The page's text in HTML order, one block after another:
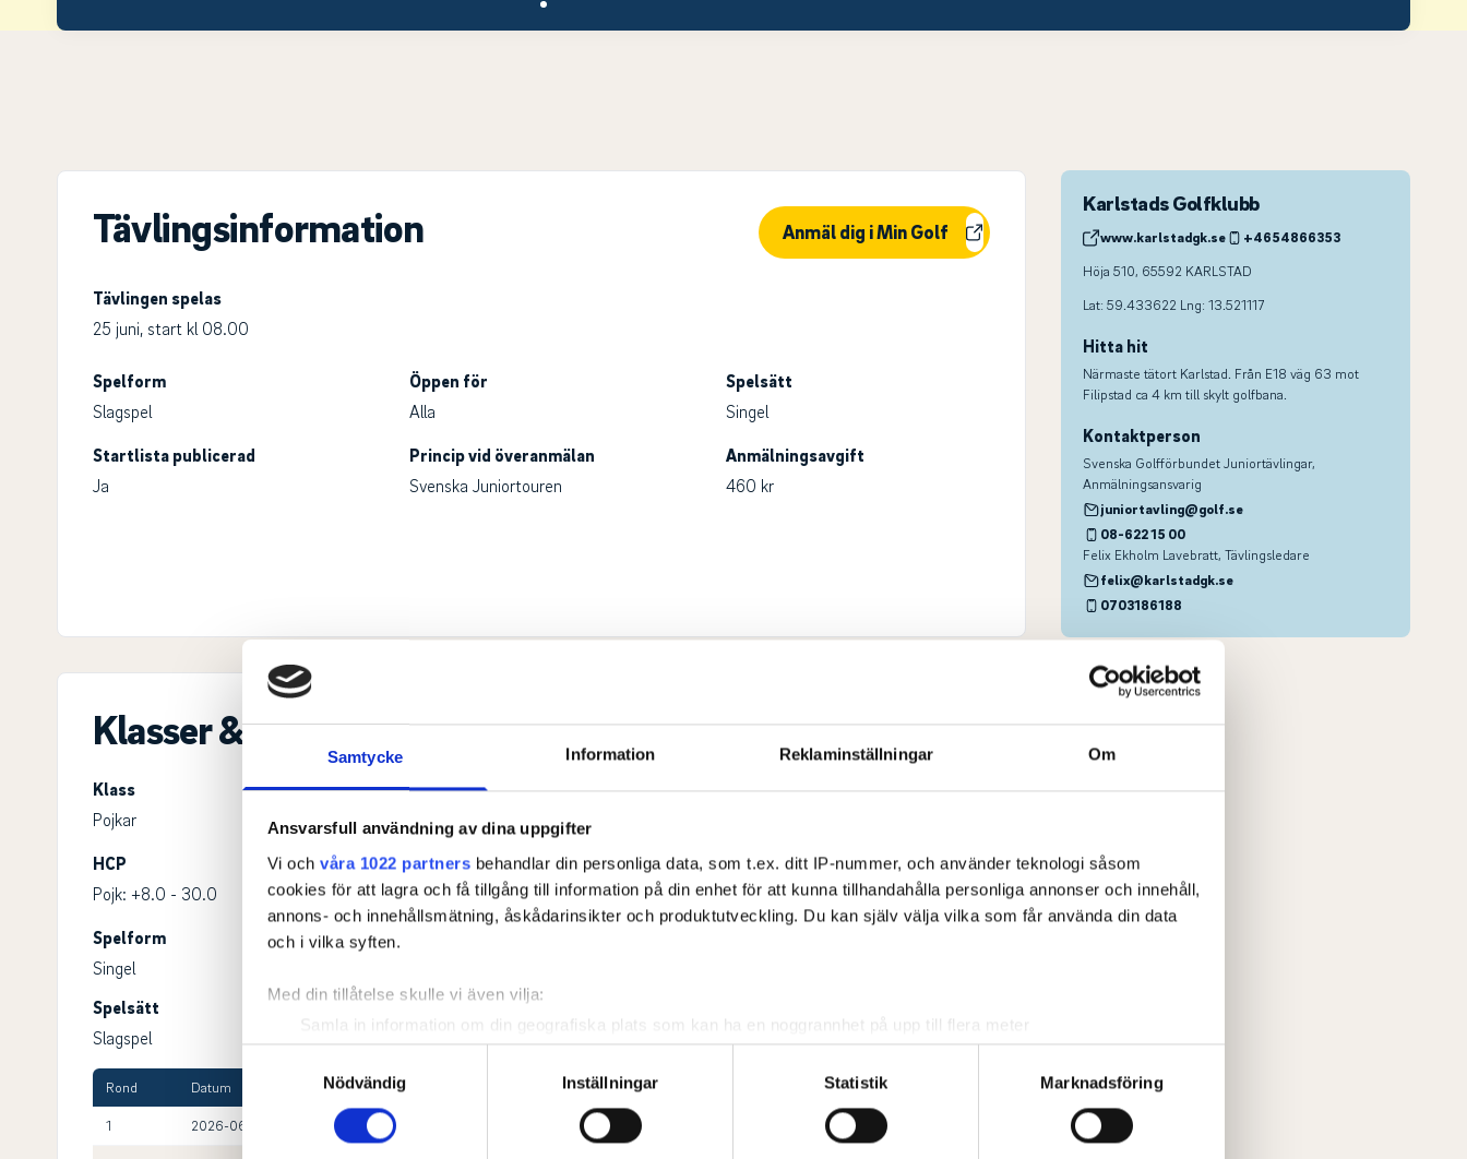
Samtycke Information Reklaminställningar Om
Ansvarsfull användning av dina uppgifter
Vi och våra 1022 partners behandlar din personliga data, som t.ex. ditt IP-nummer, och använder teknologi såsom
cookies för att lagra och få tillgång till information på din enhet för att kunna tillhandahålla personliga annonser och innehåll,
annons- och innehållsmätning, åskådarinsikter och produktutveckling. Du kan själv välja vilka som får använda din data
och i vilka syften.
Med din tillåtelse skulle vi även vilja:
Samla in information om din geografiska plats som kan ha en noggrannhet på upp till flera meter
Identifiera din enhet genom att aktivt skanna den för specifika kännetecken (fingeravtryck)
Ta reda på mer om hur dina personliga uppgifter behandlas och ställ in dina preferenser i
detaljsektionen. Du kan ändra
eller dra tillbaka ditt samtycke när som helst från cookie-förklaringen.
Nödvändig
Inställningar Statistik Marknadsföring
Tävlingsinformation Anmäl dig i Min Golf
Tävlingen spelas
25 juni, start kl 08.00
Spelform
Slagspel
Öppen för
Alla
Spelsätt
Singel
Startlista publicerad
Ja
Princip vid överanmälan
Svenska Juniortouren
Anmälningsavgift
460 kr
Karlstads Golfklubb
www.karlstadgk.se
+4654866353
Höja 510, 65592 KARLSTAD
Lat: 59.433622 Lng: 13.521117
Hitta hit
Närmaste tätort Karlstad. Från E18 väg 63 mot
Filipstad ca 4 km till skylt golfbana.
Kontaktperson
Svenska Golfförbundet Juniortävlingar,
Anmälningsansvarig
juniortavling@golf.se
08-622 15 00
Felix Ekholm Lavebratt, Tävlingsledare
felix@karlstadgk.se
0703186188
Klasser & ronder
Klass
Pojkar
HCP
Pojk: +8.0 - 30.0
Ålder
Pojk: 13-21
Spelform
Singel
Spelsätt
Slagspel
Kön
Herrar
Ingen
Rond Datum 1:a starttid Cut Max HCP
1 2026-06-25 08.00 KARLSTAD GK 18 hål Nej 30.0